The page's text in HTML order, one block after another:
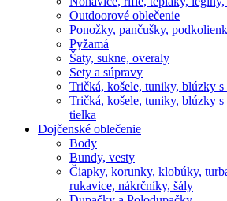
Outdoorové oblečenie
Ponožky, pančušky,
Pyžamá
Šaty, sukne, overaly
Sety a súpravy
Tričká, košele, tuniky, blúzky
Tričká, košele, tuniky, blúzky
tielka
Dojčenské oblečenie
Body
Bundy, vesty
Čiapky, korunky, klobúky,
rukavice, nákrčníky, šály